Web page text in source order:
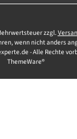
zzgl.
wenn nicht anders
- Alle Rechte
ThemeWare®